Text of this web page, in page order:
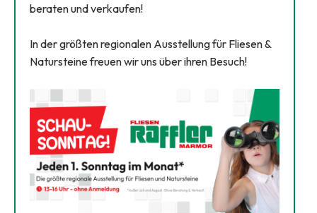
beraten und verkaufen!
In der größten regionalen Ausstellung für Fliesen &
Natursteine freuen wir uns über ihren Besuch!